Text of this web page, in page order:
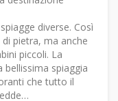
diverse. Così
pietra, ma anche
piccoli. La
bellissima spiaggia
che tutto il